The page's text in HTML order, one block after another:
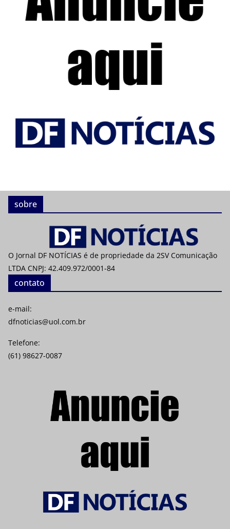
sobre
O Jornal DF NOTÍCIAS é de propriedade da 2SV Comunicação
LTDA CNPJ: 42.409.972/0001-84
contato
e-mail:
dfnoticias@uol.com.br
Telefone:
(61) 98627-0087